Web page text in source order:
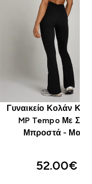
Γυναικείο Κολάν
MP Tempo Με
Μπροστά -
52.00€‎